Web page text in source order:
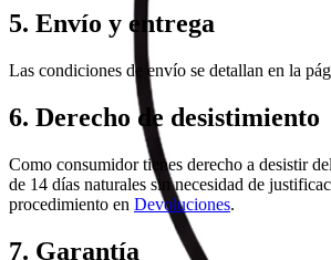
5. Envío y entrega
Las condiciones de envío se detallan en la
6. Derecho de desistimiento
Como consumidor tienes derecho a desistir
de 14 días naturales sin necesidad de
procedimiento en Devoluciones.
7. Garantía